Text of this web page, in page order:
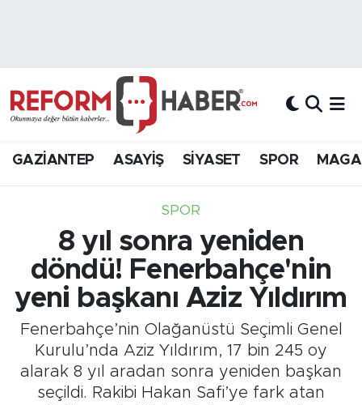
GAZİANTEP ASAYİŞ SİYASET SPOR
SPOR
8 yıl sonra yeniden
döndü! Fenerbahçe'nin
yeni başkanı Aziz Yıldırım
Fenerbahçe’nin Olağanüstü Seçimli Genel
Kurulu’nda Aziz Yıldırım, 17 bin 245 oy
alarak 8 yıl aradan sonra yeniden başkan
seçildi. Rakibi Hakan Safi’ye fark atan
Hava Durumu
Süper Lig Puan Durumu ve Fikstür
Son Dakika Haberleri
Haber Arşivi